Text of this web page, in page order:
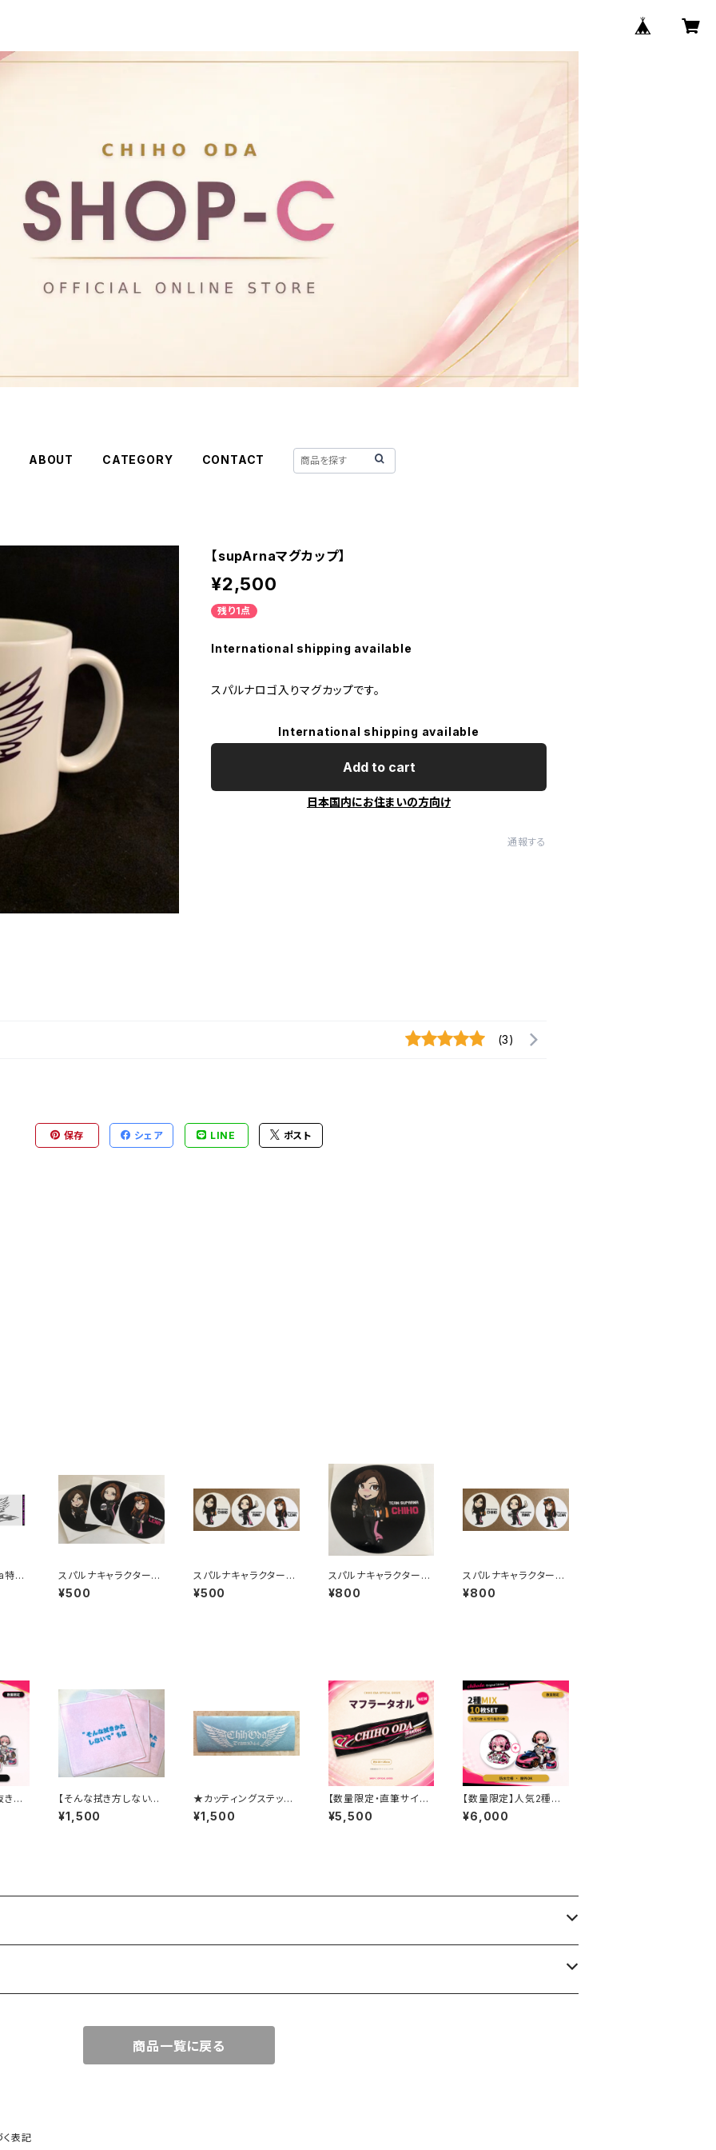
ABOUT CATEGORY CONTACT
【supArnaマグカップ】
¥2,500
残り1点
International shipping available
スパルナロゴ入りマグカップです。
International shipping available
Add to cart
日本国内にお住まいの方向け
通報する
(3)
保存 シェア LINE ポスト
特製
スパルナキャラクタース
テッカー小(黒)
¥500
スパルナキャラクタース
テッカー小(白)
¥500
スパルナキャラクタース
テッカー大(黒)
¥800
スパルナキャラクタース
テッカー大(白)
¥800
きタ
【そんな拭き方しないで
タオル】
¥1,500
★カッティングステッカ
ーWING★白
¥1,500
【数量限定・直筆サイン
特典付き】CHIHO OD
A TEAM1044 マフラ
¥5,500
【数量限定】人気2種入
り｜chihodaオリジナ
ルステッカー豪華10枚
¥6,000
商品一覧に戻る
表記